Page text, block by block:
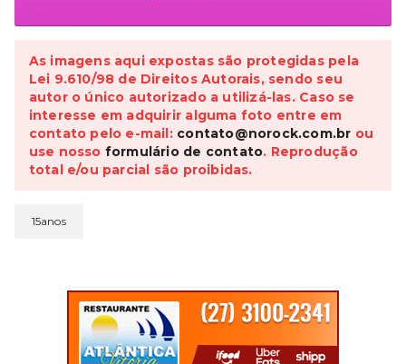
As imagens aqui expostas são protegidas pela
Lei 9.610/98 de Direitos Autorais, sendo seu
autor o único autorizado a utilizá-las. Caso se
interesse em adquirir alguma foto entre em
contato pelo e-mail: contato@norock.com.br ou
use nosso formulário de contato. Reprodução
total e/ou parcial são proibidas.
15anos